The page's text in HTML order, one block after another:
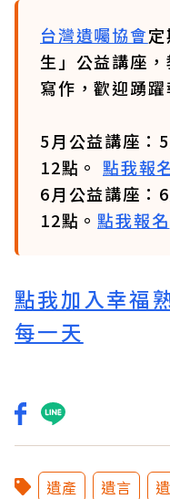
台灣遺囑協會
生」公益講座
寫作，歡迎踴躍
5月公益講座：
12點。 點我報
6月公益講座：
12點。 點我報名
點我加入幸福
每一天
遺產 遺言